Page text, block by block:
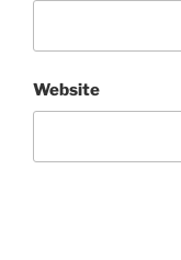
Website